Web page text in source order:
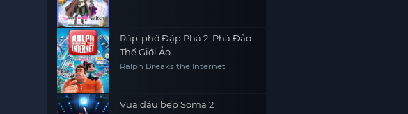
Ráp-phờ Đập Phá 2: Phá Đảo
Thế Giới Ảo
Ralph Breaks the Internet
Vua đầu bếp Soma 2